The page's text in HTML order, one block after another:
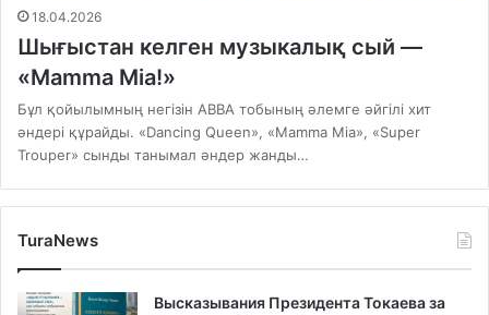
18.04.2026
Шығыстан келген музыкалық сый —
«Mamma Mia!»
Бұл қойылымның негізін ABBA тобының әлемге әйгілі хит
әндері құрайды. «Dancing Queen», «Mamma Mia», «Super
Trouper» сынды танымал әндер жанды…
TuraNews
Высказывания Президента Токаева за